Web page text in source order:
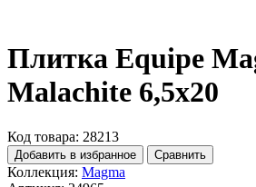
Плитка Equipe
Malachite 6,5x20
Код товара: 28213
Добавить в избранное Сравнить
Коллекция: Magma